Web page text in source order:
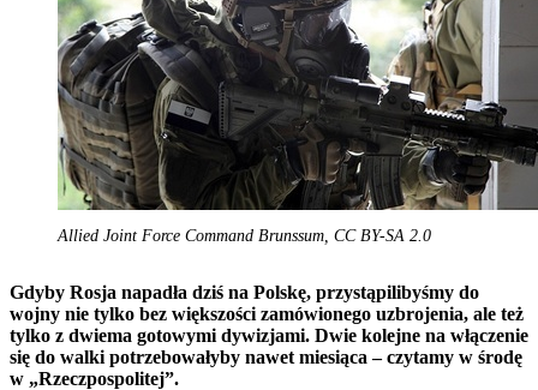
Allied Joint Force Command Brunssum, CC BY-SA 2.0
Gdyby Rosja napadła dziś na Polskę, przystąpilibyśmy do
wojny nie tylko bez większości zamówionego uzbrojenia, ale też
tylko z dwiema gotowymi dywizjami. Dwie kolejne na włączenie
się do walki potrzebowałyby nawet miesiąca – czytamy w środę
w „Rzeczpospolitej”.